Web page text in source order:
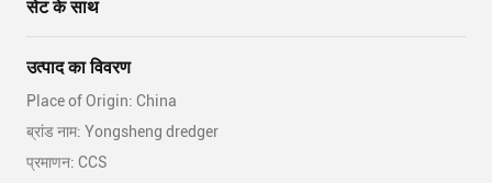
सेट के साथ
उत्पाद का विवरण
Place of Origin: China
ब्रांड नाम: Yongsheng dredger
प्रमाणन: CCS